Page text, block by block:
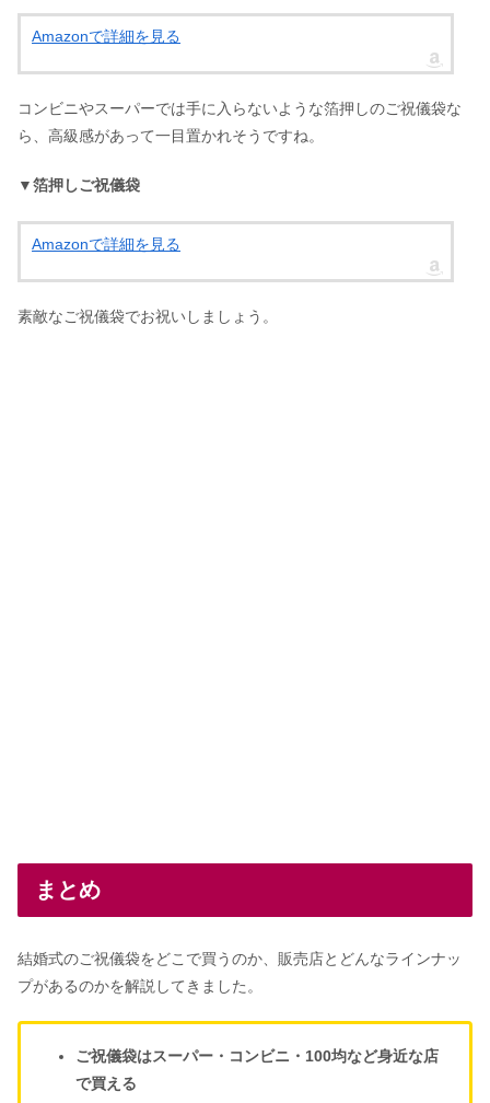
Amazonで詳細を見る
コンビニやスーパーでは手に入らないような箔押しのご祝儀袋な
ら、高級感があって一目置かれそうですね。
▼箔押しご祝儀袋
Amazonで詳細を見る
素敵なご祝儀袋でお祝いしましょう。
まとめ
結婚式のご祝儀袋をどこで買うのか、販売店とどんなラインナッ
プがあるのかを解説してきました。
ご祝儀袋はスーパー・コンビニ・100均など身近な店
で買える